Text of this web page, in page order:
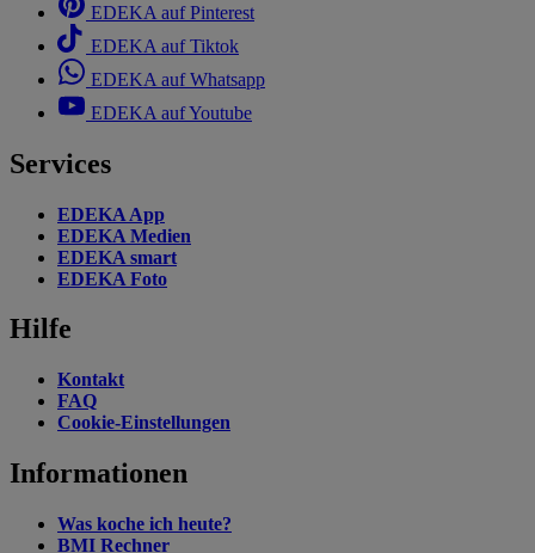
EDEKA auf Pinterest
EDEKA auf Tiktok
EDEKA auf Whatsapp
EDEKA auf Youtube
Services
EDEKA App
EDEKA Medien
EDEKA smart
EDEKA Foto
Hilfe
Kontakt
FAQ
Cookie-Einstellungen
Informationen
Was koche ich heute?
BMI Rechner